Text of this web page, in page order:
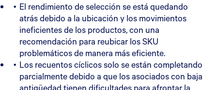
El rendimiento de selección se está quedando
atrás debido a la ubicación y los movimientos
ineficientes de los productos, con una
recomendación para reubicar los SKU
problemáticos de manera más eficiente.
Los recuentos cíclicos solo se están completando
parcialmente debido a que los asociados con baja
antigüedad tienen dificultades para afrontar la